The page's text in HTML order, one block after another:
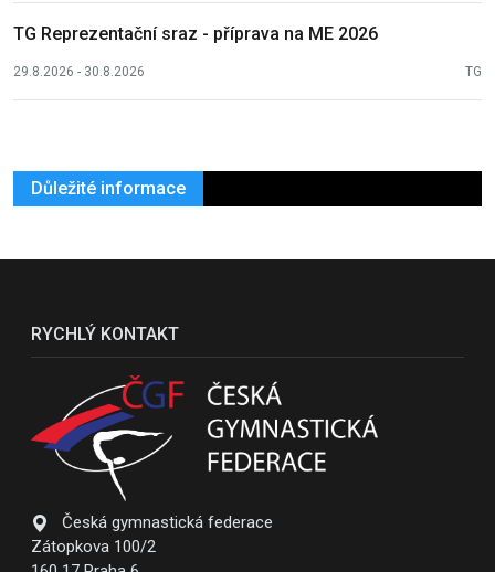
TG Reprezentační sraz - příprava na ME 2026
29.8.2026 - 30.8.2026 TG
Důležité informace
RYCHLÝ KONTAKT
Česká gymnastická federace
Zátopkova 100/2